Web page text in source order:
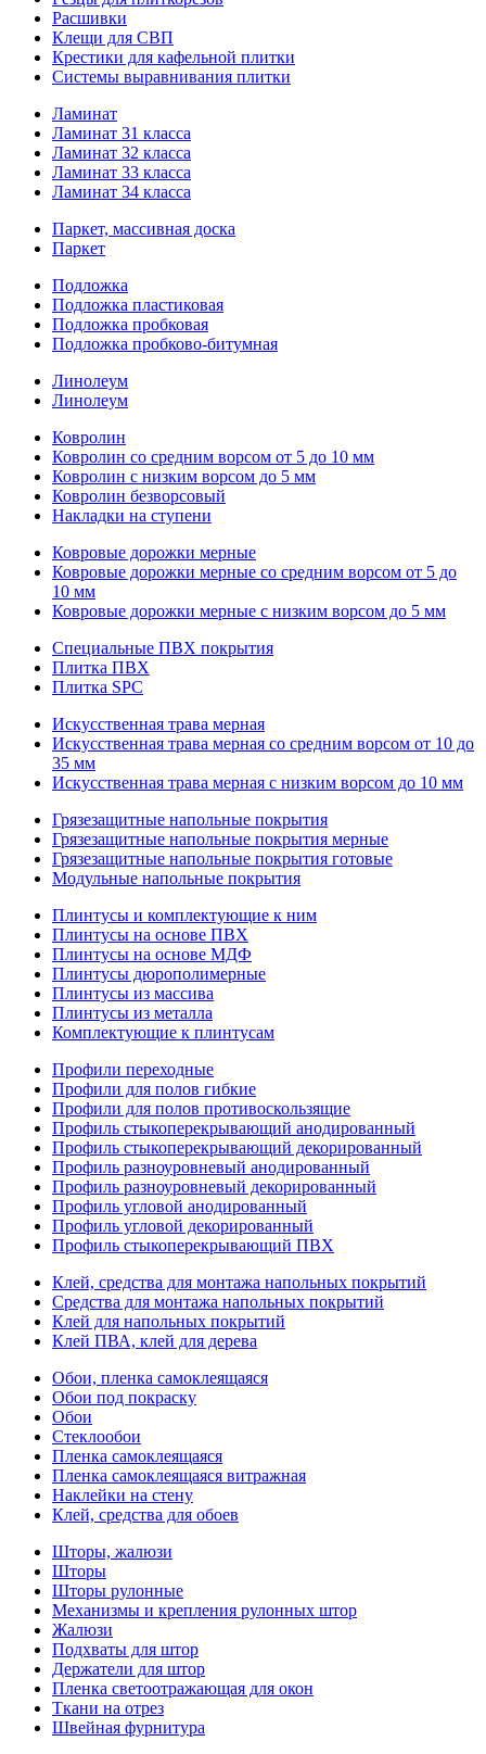
Расшивки
Клещи для СВП
Крестики для кафельной плитки
Системы выравнивания плитки
Ламинат
Ламинат 31 класса
Ламинат 32 класса
Ламинат 33 класса
Ламинат 34 класса
Паркет, массивная доска
Паркет
Подложка
Подложка пластиковая
Подложка пробковая
Подложка пробково-битумная
Линолеум
Линолеум
Ковролин
Ковролин со средним ворсом от 5 до 10 мм
Ковролин с низким ворсом до 5 мм
Ковролин безворсовый
Накладки на ступени
Ковровые дорожки мерные
Ковровые дорожки мерные со средним ворсом от 5 до
10 мм
Ковровые дорожки мерные с низким ворсом до 5 мм
Специальные ПВХ покрытия
Плитка ПВХ
Плитка SPC
Искуccтвенная трава мерная
Искусственная трава мерная со средним ворсом от 10 до
35 мм
Искусственная трава мерная с низким ворсом до 10 мм
Грязезащитные напольные покрытия
Грязезащитные напольные покрытия мерные
Грязезащитные напольные покрытия готовые
Модульные напольные покрытия
Плинтусы и комплектующие к ним
Плинтусы на основе ПВХ
Плинтусы на основе МДФ
Плинтусы дюрополимерные
Плинтусы из массива
Плинтусы из металла
Комплектующие к плинтусам
Профили переходные
Профили для полов гибкие
Профили для полов противоскользящие
Профиль стыкоперекрывающий анодированный
Профиль стыкоперекрывающий декорированный
Профиль разноуровневый анодированный
Профиль разноуровневый декорированный
Профиль угловой анодированный
Профиль угловой декорированный
Профиль стыкоперекрывающий ПВХ
Клей, средства для монтажа напольных покрытий
Средства для монтажа напольных покрытий
Клей для напольных покрытий
Клей ПВА, клей для дерева
Обои, пленка самоклеящаяся
Обои под покраску
Обои
Стеклообои
Пленка самоклеящаяся
Пленка самоклеящаяся витражная
Наклейки на стену
Клей, средства для обоев
Шторы, жалюзи
Шторы
Шторы рулонные
Механизмы и крепления рулонных штор
Жалюзи
Подхваты для штор
Держатели для штор
Пленка светоотражающая для окон
Ткани на отрез
Швейная фурнитура